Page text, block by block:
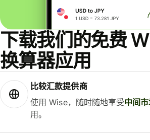
下载我们的免费
换算器应用
比较汇款提供商
使用 Wise，随时随地享受中间
用。